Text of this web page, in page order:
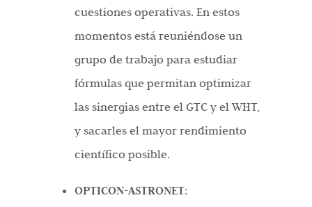
cuestiones operativas. En estos
momentos está reuniéndose un
grupo de trabajo para estudiar
fórmulas que permitan optimizar
las sinergias entre el GTC y el WHT,
y sacarles el mayor rendimiento
científico posible.
OPTICON-ASTRONET: